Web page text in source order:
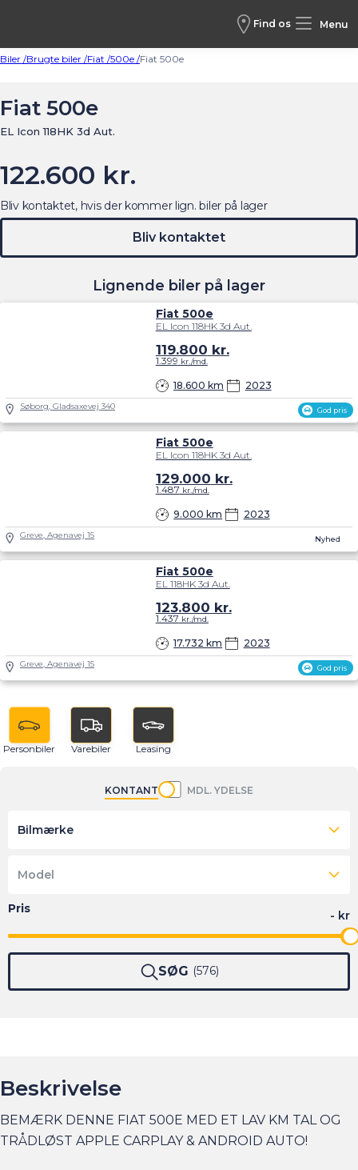
Find os Menu
Biler /Brugte biler /Fiat /500e /Fiat 500e
Fiat 500e
EL Icon 118HK 3d Aut.
122.600 kr.
Lignende biler på lager
God pris
Fiat 500e
EL Icon 118HK 3d Aut.
18.600 km 2023
119.800 kr.
1.399 kr./md.
Søborg, Gladsaxevej 340
Nyhed
Fiat 500e
EL Icon 118HK 3d Aut.
9.000 km 2023
129.000 kr.
1.487 kr./md.
Greve, Agenavej 15
God pris
Fiat 500e
EL 118HK 3d Aut.
17.732 km 2023
123.800 kr.
1.437 kr./md.
Greve, Agenavej 15
Bliv kontaktet, hvis der kommer lign. biler på lager
Bliv kontaktet
Personbiler Varebiler Leasing
KONTANT MDL. YDELSE
Bilmærke
Model
SØG 576
Beskrivelse
BEMÆRK DENNE FIAT 500E MED ET LAV KM TAL OG
TRÅDLØST APPLE CARPLAY & ANDROID AUTO!